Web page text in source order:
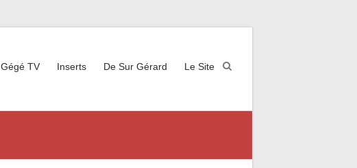
Gégé TV Inserts De Sur Gérard Le Site